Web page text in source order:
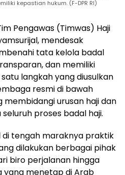
kepastian hukum. (F-DPR RI)
Pengawas (Timwas) Haji
mendesak
tata kelola badal
dan memiliki
langkah yang diusulkan
resmi di bawah
urusan haji dan
proses badal haji.
di tengah maraknya praktik
dilakukan berbagai pihak
biro perjalanan hingga
yang menetap di Arab